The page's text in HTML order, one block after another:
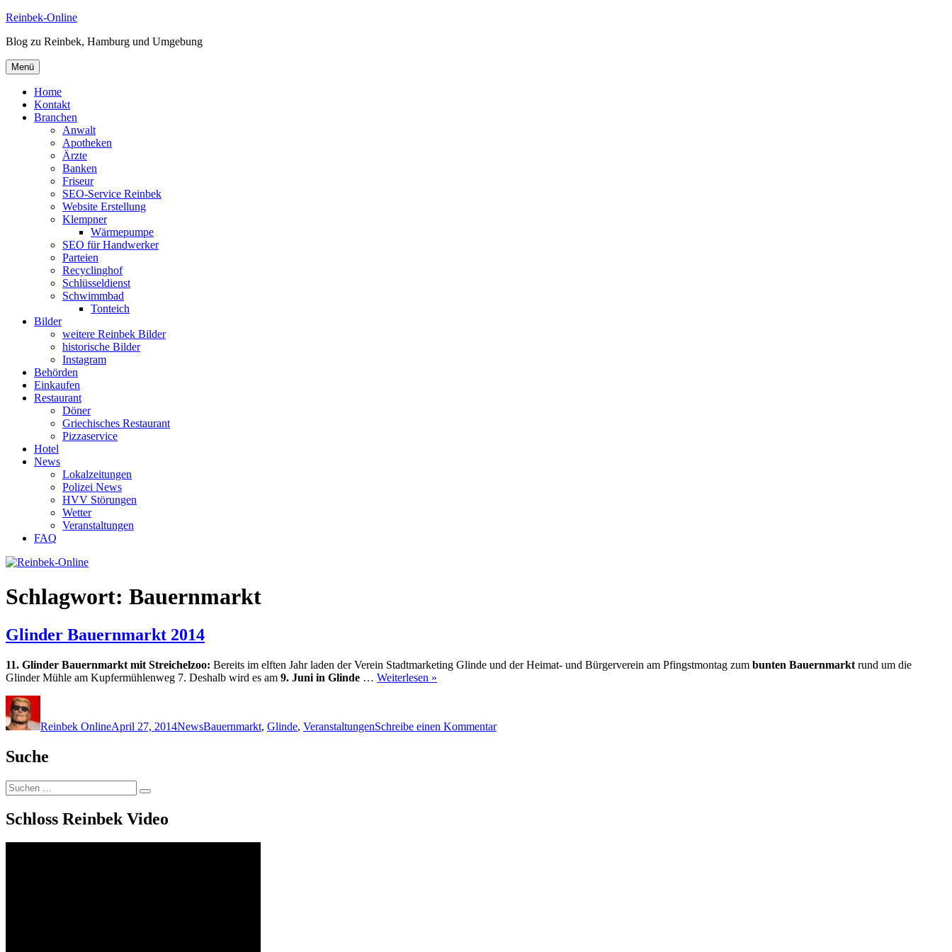
Zum
springen
Reinbek-Online
Blog zu Reinbek, Hamburg und Umgebung
Menü
Home
Kontakt
Branchen
Anwalt
Apotheken
Ärzte
Banken
Friseur
SEO-Service Reinbek
Website Erstellung
Klempner
Wärmepumpe
SEO für Handwerker
Parteien
Recyclinghof
Schlüsseldienst
Schwimmbad
Tonteich
Bilder
weitere Reinbek Bilder
historische Bilder
Instagram
Behörden
Einkaufen
Restaurant
Döner
Griechisches Restaurant
Pizzaservice
Hotel
News
Lokalzeitungen
Polizei News
HVV Störungen
Wetter
Veranstaltungen
FAQ
Schlagwort: Bauernmarkt
Glinder Bauernmarkt 2014
11. Glinder Bauernmarkt mit Streichelzoo: Bereits im elften Jahr laden der Verein Stadtmarketing Glinde und der Heimat- und Bürgerverein am Pfingstmontag zum bunten Bauernmarkt rund um die
Glinder Mühle am Kupfermühlenweg 7. Deshalb wird es am 9. Juni in Glinde … Weiterlesen »
Reinbek OnlineApril 27, 2014NewsBauernmarkt, Glinde, VeranstaltungenSchreibe einen KommentarBauernmarkt
Suche
Suchen
nach:
Suchen
Schloss Reinbek Video